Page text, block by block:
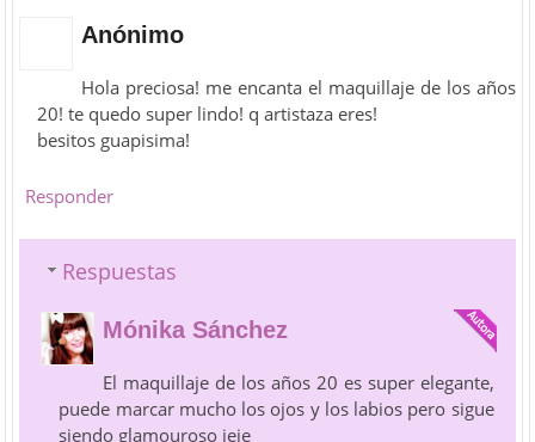
Anónimo
Hola preciosa! me encanta el maquillaje de los años
20! te quedo super lindo! q artistaza eres!
besitos guapisima!
Responder
Respuestas
Mónika Sánchez
El maquillaje de los años 20 es super elegante,
puede marcar mucho los ojos y los labios pero sigue
siendo glamouroso jeje